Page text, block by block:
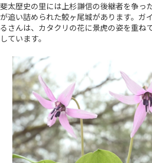
斐太歴史の里には上杉謙信の後継者を争っ
が追い詰められた鮫ヶ尾城があります。ガ
るさんは、カタクリの花に景虎の姿を重ね
しています。